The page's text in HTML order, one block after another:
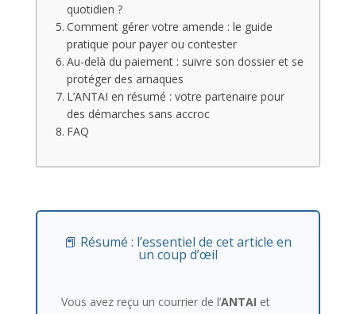
quotidien ?
Comment gérer votre amende : le guide
pratique pour payer ou contester
Au-delà du paiement : suivre son dossier et se
protéger des arnaques
L’ANTAI en résumé : votre partenaire pour
des démarches sans accroc
FAQ
📕 Résumé : l’essentiel de cet article en
un coup d’œil
Vous avez reçu un courrier de l’ANTAI et